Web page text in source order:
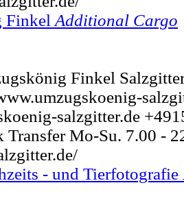
Finkel Additional Cargo
Finkel
salzgitter.de
Transfer Mo-Su. 7.00 -
- und Tierfotografie